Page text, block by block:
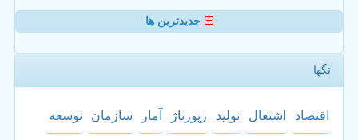
جدیدترین ها
تگها
اقتصاد اشتغال تولید رپورتاژ آمار سازمان توسعه